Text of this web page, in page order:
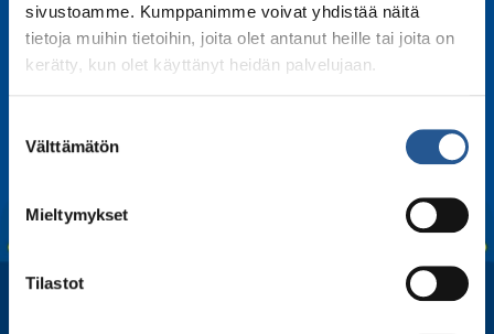
sivustoamme. Kumppanimme voivat yhdistää näitä
tietoja muihin tietoihin, joita olet antanut heille tai joita on
kerätty, kun olet käyttänyt heidän palvelujaan.
valinta
Välttämätön
Mieltymykset
Tilastot